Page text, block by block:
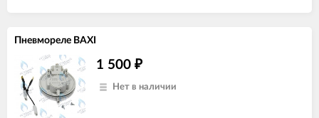
Пневмореле BAXI
1 500 ₽
Нет в наличии